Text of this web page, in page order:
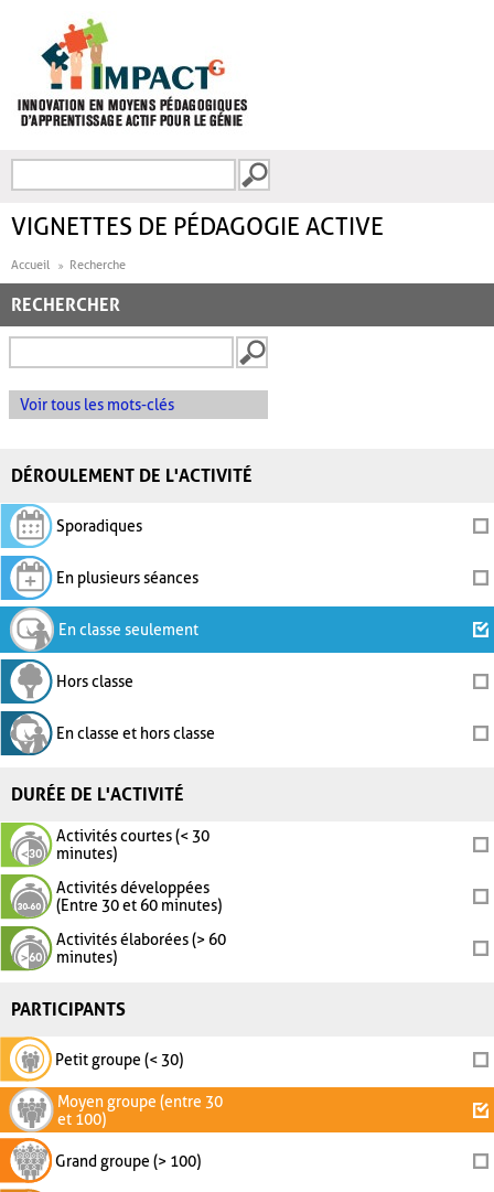
FORMULAIRE DE
VIGNETTES DE PÉDAGOGIE ACTIVE
Accueil Recherche
RECHERCHER
Voir tous les mots-clés
DÉROULEMENT DE L'ACTIVITÉ
Sporadiques
En plusieurs séances
En classe seulement
Hors classe
En classe et hors classe
DURÉE DE L'ACTIVITÉ
Activités courtes (< 30
minutes)
Activités développées
(Entre 30 et 60 minutes)
Activités élaborées (> 60
minutes)
PARTICIPANTS
Petit groupe (< 30)
Moyen groupe (entre 30
et 100)
Grand groupe (> 100)